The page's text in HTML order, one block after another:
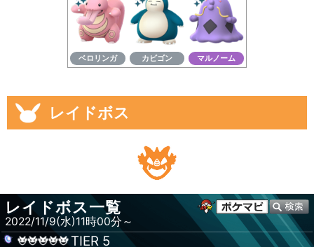
ベロリンガ カビゴン マルノーム
レイドボス
レイドボス一覧
2022/11/9(水)11時00分～
TIER 5